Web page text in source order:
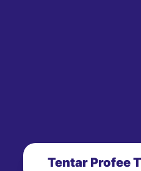
Tentar Profee